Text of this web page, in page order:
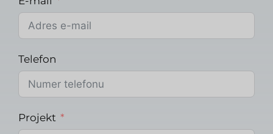
Telefon
Projekt